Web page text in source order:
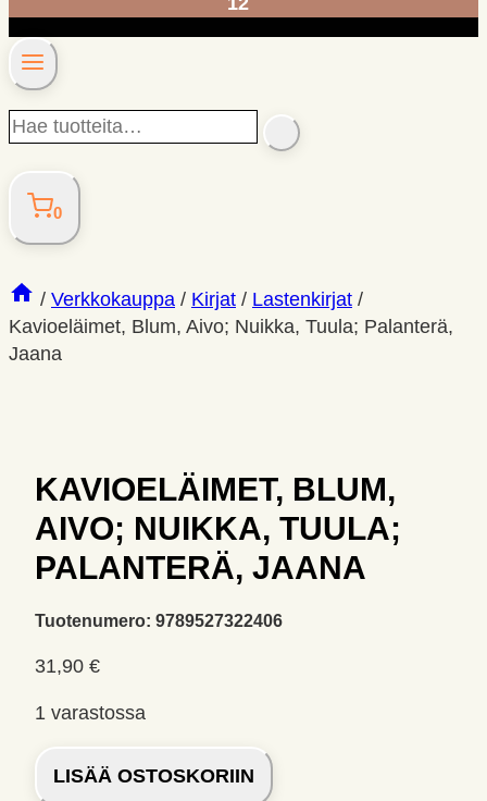
Hae
tuotteita…
SEARCH
0
/ Verkkokauppa / Kirjat / Lastenkirjat /
Kavioeläimet, Blum, Aivo; Nuikka, Tuula; Palanterä,
Jaana
KAVIOELÄIMET, BLUM,
AIVO; NUIKKA, TUULA;
PALANTERÄ, JAANA
Tuotenumero: 9789527322406
31,90 €
1 varastossa
Kavioeläimet,
Blum,
LISÄÄ OSTOSKORIIN